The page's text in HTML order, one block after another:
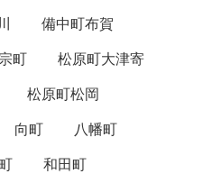
備中町布賀
町
松原町大津寄
松原町松岡
向町
八幡町
和田町